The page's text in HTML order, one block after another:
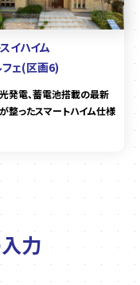
イハイム
ェ(区画6)
発電、蓄電池搭載の最新
整ったスマートハイム仕様
力